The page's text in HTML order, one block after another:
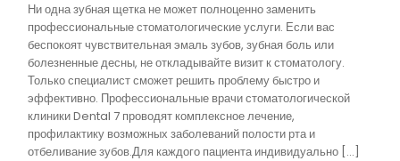
Ни одна зубная щетка не может полноценно заменить
профессиональные стоматологические услуги. Если вас
беспокоят чувствительная эмаль зубов, зубная боль или
болезненные десны, не откладывайте визит к стоматологу.
Только специалист сможет решить проблему быстро и
эффективно. Профессиональные врачи стоматологической
клиники Dental 7 проводят комплексное лечение,
профилактику возможных заболеваний полости рта и
отбеливание зубов.Для каждого пациента индивидуально […]